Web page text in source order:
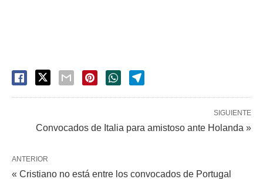
SIGUIENTE
Convocados de Italia para amistoso ante Holanda »
ANTERIOR
« Cristiano no está entre los convocados de Portugal